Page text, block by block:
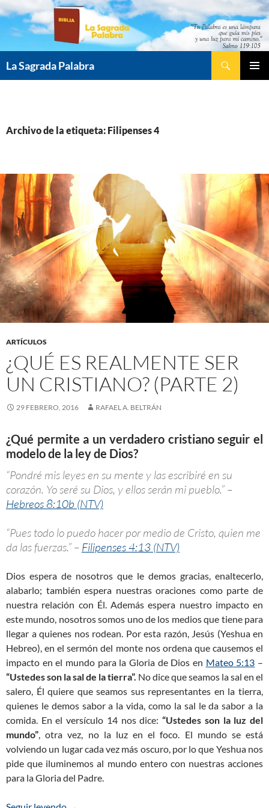
Saltar
contenido
La Sagrada Palabra
Archivo de la etiqueta: Filipenses 4
ARTÍCULOS
¿QUÉ ES REALMENTE SER
UN CRISTIANO? (PARTE 2)
29 FEBRERO, 2016 RAFAEL A. BELTRÁN
¿Qué permite a un verdadero cristiano seguir el
modelo de la ley de Dios?
“Pondré mis leyes en su mente y las escribiré en su
corazón. Yo seré su Dios, y ellos serán mi pueblo.” –
Hebreos 8:10b (NTV)
“Pues todo lo puedo hacer por medio de Cristo, quien me
da las fuerzas.” – Filipenses 4:13 (NTV)
Dios espera de nosotros que le demos gracias, enaltecerlo,
alabarlo; también espera nuestras oraciones como parte de
nuestra relación con Él. Además espera nuestro impacto en
este mundo, nosotros somos uno de los medios que tiene para
llegar a quienes nos rodean. Por esta razón, Jesús (Yeshua en
Hebreo), en el sermón del monte nos ordena que causemos el
impacto en el mundo para la Gloria de Dios en Mateo 5:13 –
“Ustedes son la sal de la tierra”. No dice que seamos la sal en el
salero, Él quiere que seamos sus representantes en la tierra,
quienes le demos sabor a la vida, como la sal le da sabor a la
comida. En el versículo 14 nos dice:“Ustedes son la luz del
mundo”, otra vez, no la luz en el foco. El mundo se está
volviendo un lugar cada vez más oscuro, por lo que Yeshua nos
pide que iluminemos al mundo entero con nuestras acciones
para la Gloria del Padre.